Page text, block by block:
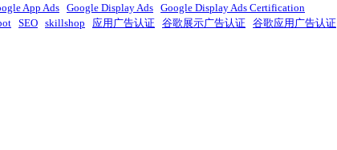
App Ads Google Display Ads Google Display Ads Certification
SEO skillshop 应用广告认证 谷歌展示广告认证 谷歌应用广告认证